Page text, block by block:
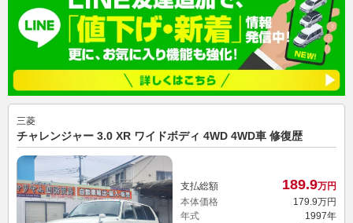
三菱
チャレンジャー 3.0 XR ワイドボディ 4WD 4WD車 修復歴
支払総額 189.9万円
本体価格
179.9万円
年式
1997年